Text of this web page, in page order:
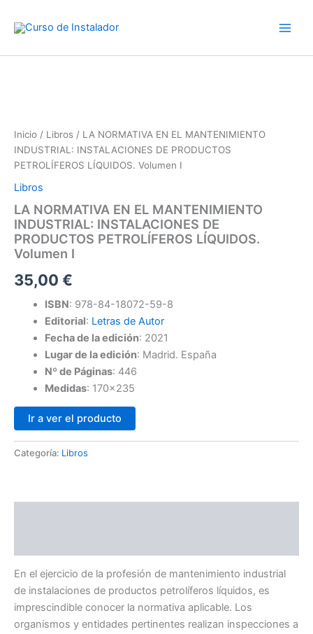
Inicio / Libros / LA NORMATIVA EN EL MANTENIMIENTO
INDUSTRIAL: INSTALACIONES DE PRODUCTOS
PETROLÍFEROS LÍQUIDOS. Volumen I
Libros
LA NORMATIVA EN EL MANTENIMIENTO
INDUSTRIAL: INSTALACIONES DE
PRODUCTOS PETROLÍFEROS LÍQUIDOS.
Volumen I
35,00 €
ISBN: 978-84-18072-59-8
Editorial: Letras de Autor
Fecha de la edición: 2021
Lugar de la edición: Madrid. España
Nº de Páginas: 446
Medidas: 170×235
Ir a ver el producto
Categoría: Libros
En el ejercicio de la profesión de mantenimiento industrial
de instalaciones de productos petrolíferos líquidos, es
imprescindible conocer la normativa aplicable. Los
organismos y entidades pertinentes realizan inspecciones a